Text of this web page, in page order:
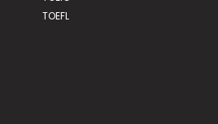
TOEFL